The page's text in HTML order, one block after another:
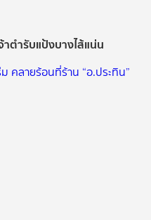
าตำรับแป้งบางไส้แน่น